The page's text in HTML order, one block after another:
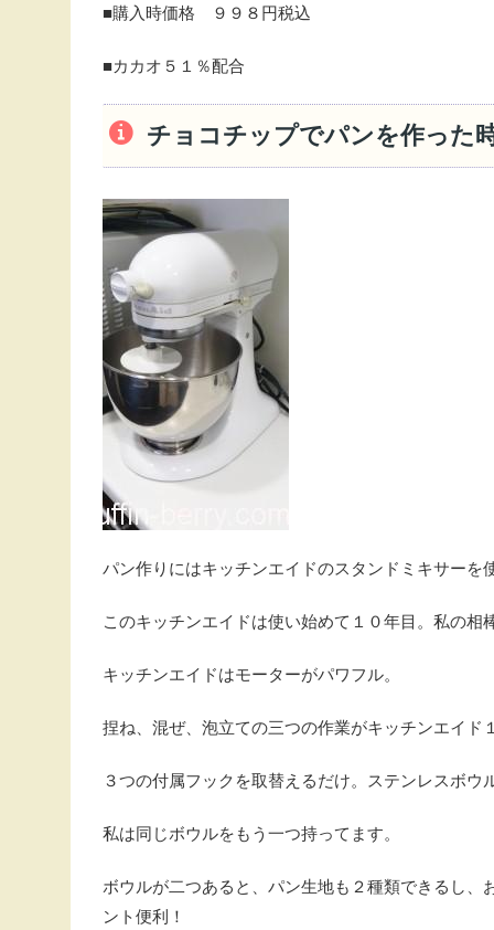
■購入時価格 ９９８円税込
■カカオ５１％配合
チョコチップでパンを作った
パン作りにはキッチンエイドのスタンドミキサーを
このキッチンエイドは使い始めて１０年目。私の相
キッチンエイドはモーターがパワフル。
捏ね、混ぜ、泡立ての三つの作業がキッチンエイド
３つの付属フックを取替えるだけ。ステンレスボウ
私は同じボウルをもう一つ持ってます。
ボウルが二つあると、パン生地も２種類できるし
ント便利！